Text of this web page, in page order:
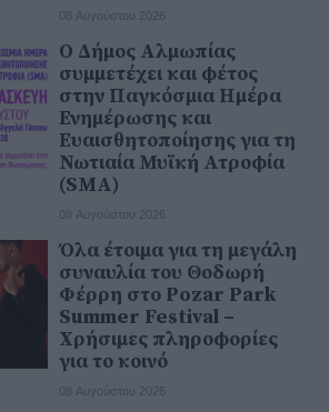
08 Αυγούστου 2026
Ο Δήμος Αλμωπίας
συμμετέχει και φέτος
στην Παγκόσμια Ημέρα
Ενημέρωσης και
Ευαισθητοποίησης για τη
Νωτιαία Μυϊκή Ατροφία
(SMA)
08 Αυγούστου 2026
Όλα έτοιμα για τη μεγάλη
συναυλία του Θοδωρή
Φέρρη στο Pozar Park
Summer Festival –
Χρήσιμες πληροφορίες
για το κοινό
08 Αυγούστου 2026